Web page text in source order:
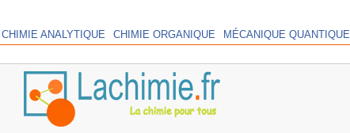
CHIMIE ANALYTIQUE CHIMIE ORGANIQUE MÉCANIQUE QUANTIQUE